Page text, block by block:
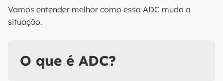
Vamos entender melhor como essa ADC muda a
situação.
O que é ADC?